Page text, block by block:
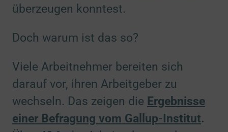
überzeugen konntest.
Doch warum ist das so?
Viele Arbeitnehmer bereiten sich
darauf vor, ihren Arbeitgeber zu
wechseln. Das zeigen die Ergebnisse
einer Befragung vom Gallup-Institut.